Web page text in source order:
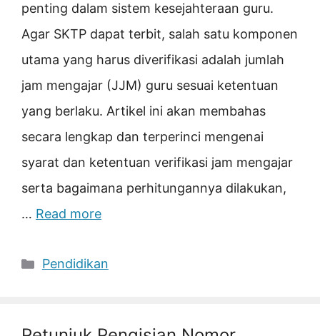
penting dalam sistem kesejahteraan guru.
Agar SKTP dapat terbit, salah satu komponen
utama yang harus diverifikasi adalah jumlah
jam mengajar (JJM) guru sesuai ketentuan
yang berlaku. Artikel ini akan membahas
secara lengkap dan terperinci mengenai
syarat dan ketentuan verifikasi jam mengajar
serta bagaimana perhitungannya dilakukan,
… Read more
Categories
Pendidikan